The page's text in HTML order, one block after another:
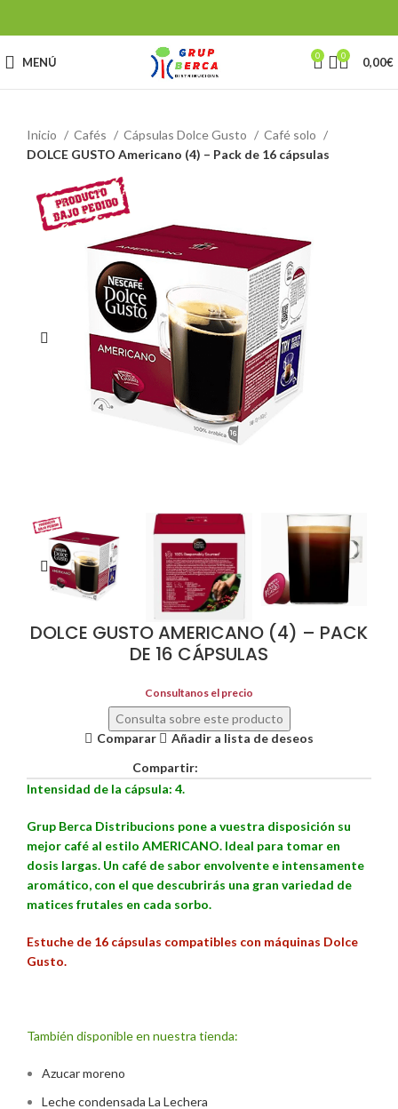
MENÚ 0 0 0,00€
Inicio Cafés Cápsulas Dolce Gusto
Café solo
DOLCE GUSTO Americano (4) – Pack de 16 cápsulas
DOLCE GUSTO AMERICANO (4) – PACK
DE 16 CÁPSULAS
Consultanos el precio
Consulta sobre este producto
Comparar
Añadir a lista de deseos
Compartir:
Intensidad de la cápsula: 4.
Grup Berca Distribucions pone a vuestra disposición su
mejor café al estilo AMERICANO. Ideal para tomar en
dosis largas. Un café de sabor envolvente e intensamente
aromático, con el que descubrirás una gran variedad de
matices frutales en cada sorbo.
Estuche de 16 cápsulas compatibles con máquinas Dolce
Gusto.
También disponible en nuestra tienda:
Azucar moreno
Leche condensada La Lechera